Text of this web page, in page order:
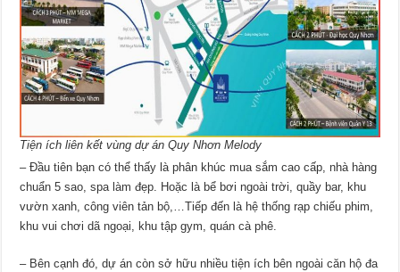
Tiện ích liên kết vùng dự án Quy Nhơn Melody
– Đầu tiên bạn có thể thấy là phân khúc mua sắm cao cấp, nhà hàng
chuẩn 5 sao, spa làm đẹp. Hoặc là bể bơi ngoài trời, quầy bar, khu
vườn xanh, công viên tản bộ,…Tiếp đến là hệ thống rạp chiếu phim,
khu vui chơi dã ngoại, khu tập gym, quán cà phê.
– Bên cạnh đó, dự án còn sở hữu nhiều tiện ích bên ngoài căn hộ đa